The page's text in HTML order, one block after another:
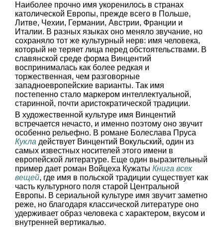
Наиболее прочно имя укоренилось в странах
католической Европы, прежде всего в Польше,
Литве, Чехии, Германии, Австрии, Франции и
Италии. В разных языках оно меняло звучание, но
сохраняло тот же культурный нерв: имя человека,
который не теряет лица перед обстоятельствами. В
славянской среде форма Винцентий
воспринималась как более редкая и
торжественная, чем разговорные
западноевропейские варианты. Так имя
постепенно стало маркером интеллектуальной,
старинной, почти аристократической традиции.
В художественной культуре имя Винцентий
встречается нечасто, и именно поэтому оно звучит
особенно рельефно. В романе Болеслава Пруса
Кукла действует Винцентий Вокульский, один из
самых известных носителей этого имени в
европейской литературе. Еще один выразительный
пример дает роман Войцеха Кужаты Книга всех
вещей, где имя в польской традиции существует как
часть культурного поля старой Центральной
Европы. В сериальной культуре имя звучит заметно
реже, но благодаря классической литературе оно
удерживает образ человека с характером, вкусом и
внутренней вертикалью.